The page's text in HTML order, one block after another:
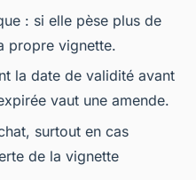
: si elle pèse plus de
propre vignette.
la date de validité avant
vaut une amende.
surtout en cas
de la vignette